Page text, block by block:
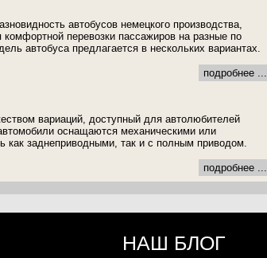
автобусов немецкого производства,
перевозки пассажиров на разные по
автобуса предлагается в нескольких вариантах.
подробнее ...
вариаций, доступный для автолюбителей
оснащаются механическими или
как заднеприводными, так и с полным приводом.
подробнее ...
НАШ БЛОГ